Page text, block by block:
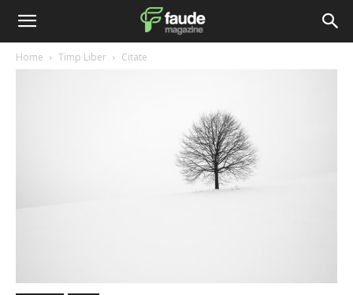
Home Timp Liber Citate